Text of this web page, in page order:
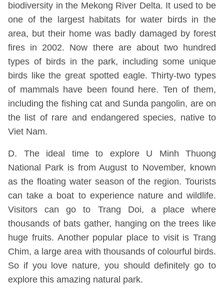
biodiversity in the Mekong River Delta. It used to be
one of the largest habitats for water birds in the
area, but their home was badly damaged by forest
fires in 2002. Now there are about two hundred
types of birds in the park, including some unique
birds like the great spotted eagle. Thirty-two types
of mammals have been found here. Ten of them,
including the fishing cat and Sunda pangolin, are on
the list of rare and endangered species, native to
Viet Nam.
D. The ideal time to explore U Minh Thuong
National Park is from August to November, known
as the floating water season of the region. Tourists
can take a boat to experience nature and wildlife.
Visitors can go to Trang Doi, a place where
thousands of bats gather, hanging on the trees like
huge fruits. Another popular place to visit is Trang
Chim, a large area with thousands of colourful birds.
So if you love nature, you should definitely go to
explore this amazing natural park.